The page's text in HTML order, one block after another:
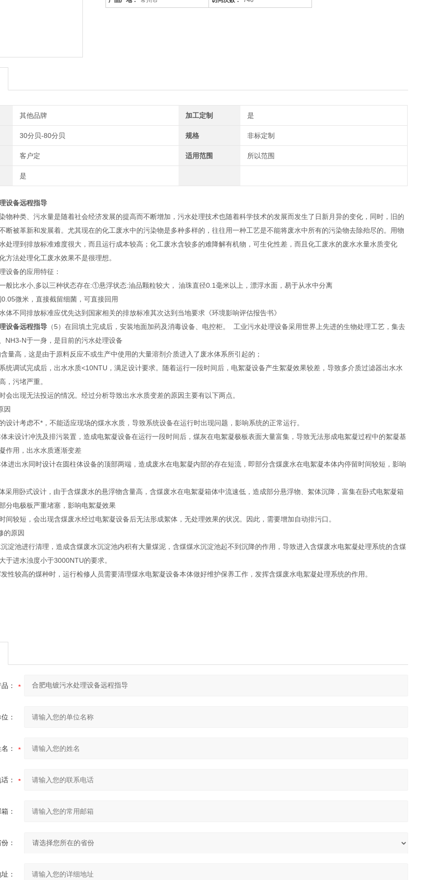
其他品牌 加工定制 是
30分贝-80分贝 规格 非标定制
客户定 适用范围 所以范围
是
设备远程指导
物种类、污水量是随着社会经济发展的提高而不断增加，污水处理技术也随着科学技术的发展而发生了日新月异的变化，同时，旧的
断被革新和发展着。尤其现在的化工废水中的污染物是多种多样的，往往用一种工艺是不能将废水中所有的污染物去除殆尽的。用物
处理到排放标准难度很大，而且运行成本较高；化工废水含较多的难降解有机物，可生化性差，而且化工废水的废水水量水质变化
方法处理化工废水效果不是很理想。
设备的应用特征：
般比水小,多以三种状态存在:①悬浮状态:油品颗粒较大， 油珠直径0.1毫米以上，漂浮水面，易于从水中分离
0.05微米，直接截留细菌，可直接回用
体不同排放标准应优先达到国家相关的排放标准其次达到当地要求《环境影响评估报告书》
设备远程指导 （5）在回填土完成后，安装地面加药及消毒设备、电控柜。 工业污水处理设备采用世界上先进的生物处理工艺，集去
NH3-N于一身，是目前的污水处理设备
量高，这是由于原料反应不或生产中使用的大量溶剂介质进入了废水体系所引起的；
统调试完成后，出水水质<10NTU，满足设计要求。随着运行一段时间后，电絮凝设备产生絮凝效果较差，导致多介质过滤器出水水
，污堵严重。
会出现无法投运的情况。经过分析导致出水水质变差的原因主要有以下两点。
因
设计考虑不*，不能适应现场的煤水水质，导致系统设备在运行时出现问题，影响系统的正常运行。
未设计冲洗及排污装置，造成电絮凝设备在运行一段时间后，煤灰在电絮凝极板表面大量富集，导致无法形成电絮凝过程中的絮凝基
作用，出水水质逐渐变差
进出水同时设计在圆柱体设备的顶部两端，造成废水在电絮凝内部的存在短流，即部分含煤废水在电絮凝本体内停留时间较短，影响
采用卧式设计，由于含煤废水的悬浮物含量高，含煤废水在电絮凝箱体中流速低，造成部分悬浮物、絮体沉降，富集在卧式电絮凝箱
分电极板严重堵塞，影响电絮凝效果
间较短，会出现含煤废水经过电絮凝设备后无法形成絮体，无处理效果的状况。因此，需要增加自动排污口。
的原因
淀池进行清理，造成含煤废水沉淀池内积有大量煤泥，含煤煤水沉淀池起不到沉降的作用，导致进入含煤废水电絮凝处理系统的含煤
于进水浊度小于3000NTU的要求。
性较高的煤种时，运行检修人员需要清理煤水电絮凝设备本体做好维护保养工作，发挥含煤废水电絮凝处理系统的作用。
：
：
：
：
：
：
：